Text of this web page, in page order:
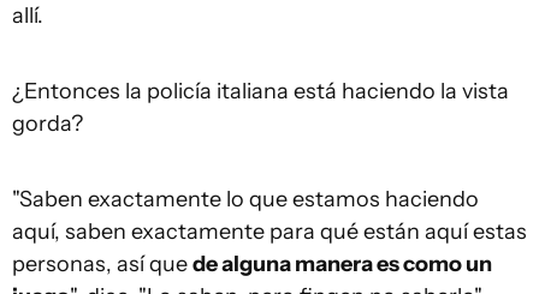
allí.
¿Entonces la policía italiana está haciendo la vista
gorda?
"Saben exactamente lo que estamos haciendo
aquí, saben exactamente para qué están aquí estas
personas, así quede alguna manera es como un